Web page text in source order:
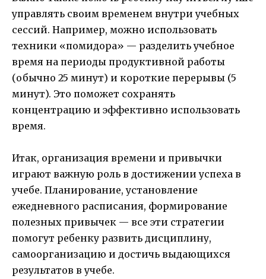
управлять своим временем внутри учебных
сессий. Например, можно использовать
техники «помидора» — разделить учебное
время на периоды продуктивной работы
(обычно 25 минут) и короткие перерывы (5
минут). Это поможет сохранять
концентрацию и эффективно использовать
время.
Итак, организация времени и привычки
играют важную роль в достижении успеха в
учебе. Планирование, установление
ежедневного расписания, формирование
полезных привычек — все эти стратегии
помогут ребенку развить дисциплину,
самоорганизацию и достичь выдающихся
результатов в учебе.